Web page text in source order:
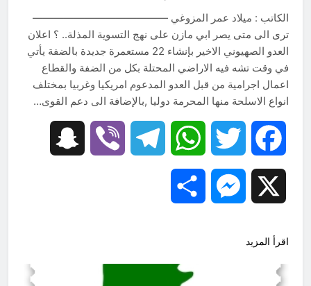
من ورائكم)6 ساعات Ago
من كان المستفيد الأكبر من الغزو
العراقي للكويت؟
7 ساعات Ago
الكاتب : ميلاد عمر المزوغي —————————————
ترى الى متى يصر ابي مازن على نهج التسوية المذلة.. ؟ اعلان
العدو الصهيوني الاخير بإنشاء 22 مستعمرة جديدة بالضفة يأتي
في وقت تشه فيه الاراضي المحتلة بكل من الضفة والقطاع
اعمال اجرامية من قبل العدو المدعوم امريكيا وغربيا بمختلف
انواع الاسلحة منها المحرمة دوليا ,بالإضافة الى دعم القوى…
Facebook
Twitter
WhatsApp
Telegram
Viber
Messenger
اقرأ المزيد